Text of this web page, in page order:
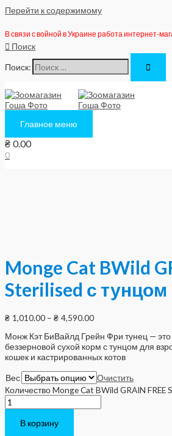
Перейти к содержимому
В связи с войной в Украине работа интернет-
Поиск
Поиск:
Главное меню
₴ 0.00
0
Monge Cat BWild
Sterilised с тунцом
₴ 1,010.00 – ₴ 4,590.00
Монж Кэт БиВайлд Грейн Фри тунец —
беззерновой сухой корм с тунцом для
кошек и кастрированных котов
Вес
Очистить
Количество Monge Cat BWild GRAIN FREE
В корзину